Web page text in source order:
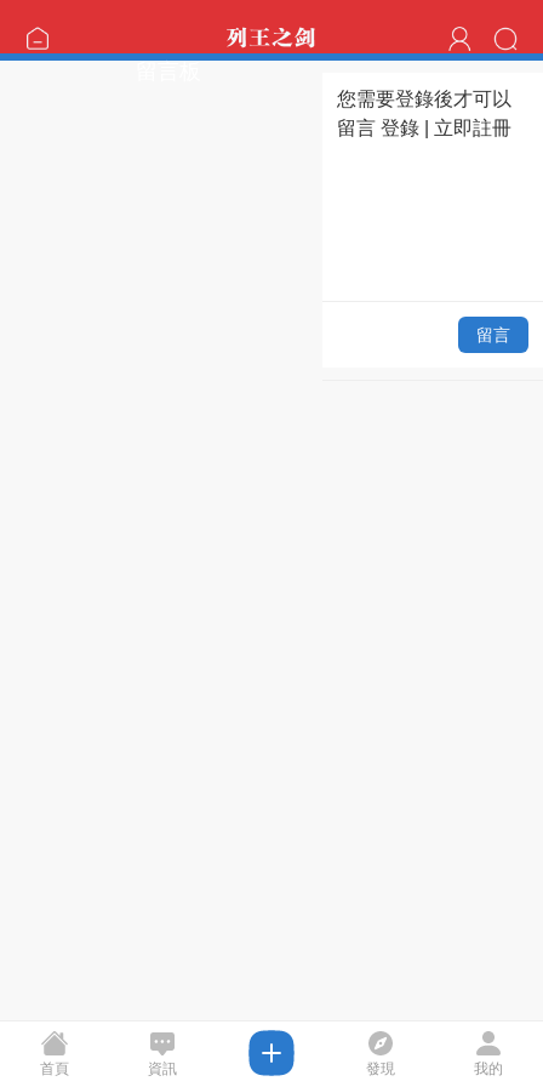
您需要登錄後才可以
留言登錄 立即註冊
留言
首頁 資訊 發現 我的